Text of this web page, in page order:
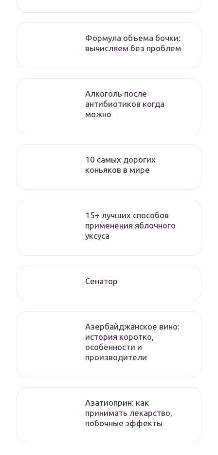
Формула объема бочки:
вычисляем без проблем
Алкоголь после
антибиотиков когда
можно
10 самых дорогих
коньяков в мире
15+ лучших способов
применения яблочного
уксуса
Сенатор
Азербайджанское вино:
история коротко,
особенности и
производители
Азатиоприн: как
принимать лекарство,
побочные эффекты